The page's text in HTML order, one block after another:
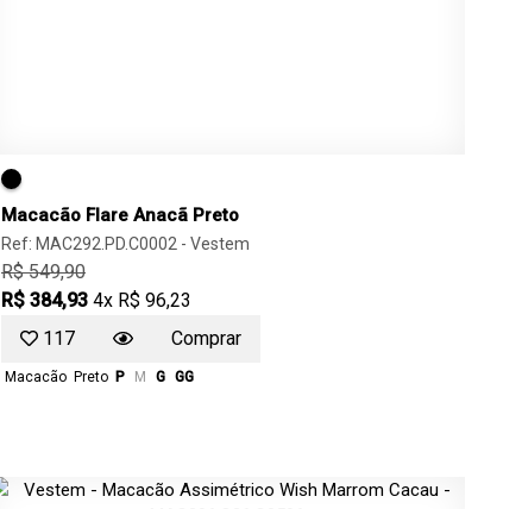
Macacão Flare Anacã Preto
Ref: MAC292.PD.C0002 - Vestem
R$ 549,90
R$ 384,93 4x R$ 96,23
117
Comprar
Macacão Preto P M G GG